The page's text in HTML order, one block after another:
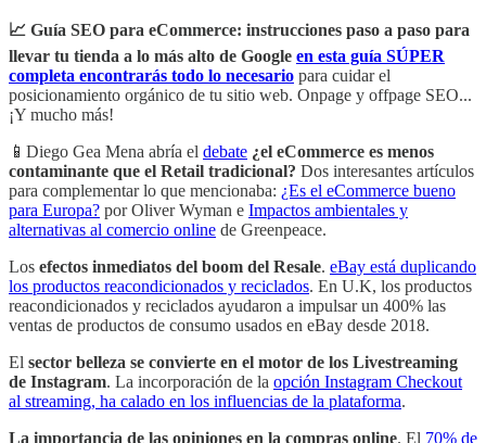
📈 Guía SEO para eCommerce: instrucciones paso a paso para
llevar tu tienda a lo más alto de Google en esta guía SÚPER
completa encontrarás todo lo necesario para cuidar el
posicionamiento orgánico de tu sitio web. Onpage y offpage SEO...
¡Y mucho más!
📱Diego Gea Mena abría el debate ¿el eCommerce es menos
contaminante que el Retail tradicional? Dos interesantes artículos
para complementar lo que mencionaba: ¿Es el eCommerce bueno
para Europa? por Oliver Wyman e Impactos ambientales y
alternativas al comercio online de Greenpeace.
Los efectos inmediatos del boom del Resale. eBay está duplicando
los productos reacondicionados y reciclados. En U.K, los productos
reacondicionados y reciclados ayudaron a impulsar un 400% las
ventas de productos de consumo usados en eBay desde 2018.
El sector belleza se convierte en el motor de los Livestreaming
de Instagram. La incorporación de la opción Instagram Checkout
al streaming, ha calado en los influencias de la plataforma.
La importancia de las opiniones en la compras online. El 70% de